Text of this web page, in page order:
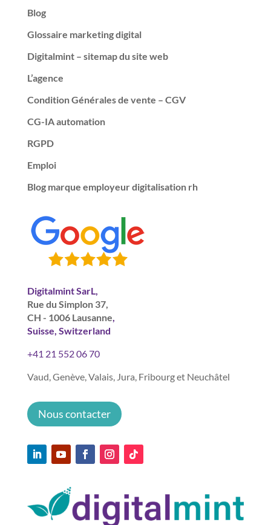
Blog
Glossaire marketing digital
Digitalmint – sitemap du site web
L’agence
Condition Générales de vente – CGV
CG-IA automation
RGPD
Emploi
Blog marque employeur digitalisation rh
Digitalmint SarL,
Rue du Simplon 37,
CH - 1006 Lausanne,
Suisse, Switzerland
+41 21 552 06 70
Vaud, Genève, Valais, Jura, Fribourg et Neuchâtel
Nous contacter